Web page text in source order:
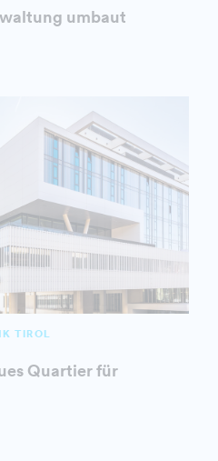
umbaut
TIROL
Quartier für